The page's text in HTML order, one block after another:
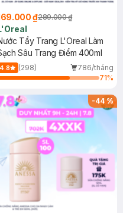
₫289.000 ₫
Tẩy Trang L'Oreal Làm
Sâu Trang Điểm 400ml
4.8 (298)
786/tháng
71%
-44%